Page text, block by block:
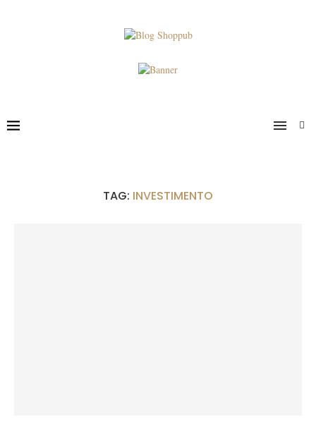
TAG: INVESTIMENTO